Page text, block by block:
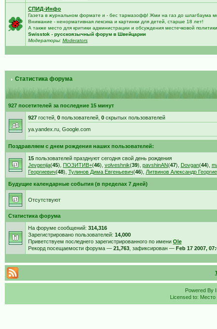
СПИД-Инфо
Газета в журнальном формате и - бес тармазофф! Жми на газ до шлагбаума
Внимание - ненормативная лексика и картинки для детей, старше 18 лет!
А также место для критики администрации и обсуждения местечковой политики
Swisstok - русскоязычный форум в Швейцарии
Модераторы: Moderators
Статистика форума
927 посетителей за последние 15 минут
927гостей, 0пользователей, 0скрытых пользователей
ya.yandex.ru, Google.com
Поздравляем с днем рождения наших пользователей:
15пользователей празднуют сегодня свой день рождения
Jevgenija(45), ПОЗИТИВ+(46), volveshnik(39), pavshinAN(47), Dovgan(44),
Георгиевич(48), Тулинов Дима Евгеньевич(46), Литвинов Александр Георгие
Будущие календарные события (в пределах 7 дней)
Отсутствуют
Статистика форума
На форуме сообщений: 314,316
Зарегистрировано пользователей: 14,000
Приветствуем последнего зарегистрированного по имени Ole
Рекорд посещаемости форума — 21,763, зафиксирован — Feb 17 2007,
Powered By
Licensed to: